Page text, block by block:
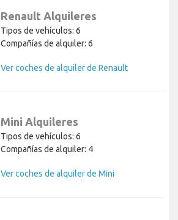
Renault Alquileres
Tipos de vehículos: 6
Compañías de alquiler: 6
Ver coches de alquiler de Renault
Mini Alquileres
Tipos de vehículos: 6
Compañías de alquiler: 4
Ver coches de alquiler de Mini